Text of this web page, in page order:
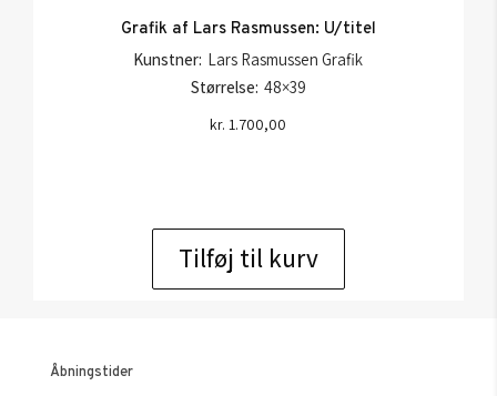
Grafik af Lars Rasmussen: U/titel
Kunstner: Lars Rasmussen Grafik
Størrelse: 48×39
kr. 1.700,00
Tilføj til kurv
Åbningstider